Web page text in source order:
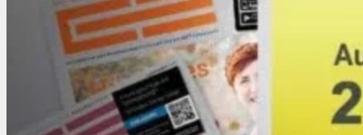
1. April 2013
Keine monatlichen SAP-Meldungen sollen außer Acht
wichtigen Statements der Community. Hier ist der Platz für
Beitrag lesen